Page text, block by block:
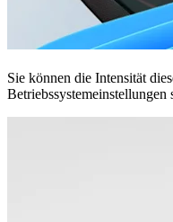
Sie können die Intensität
Betriebssystemeinstellungen